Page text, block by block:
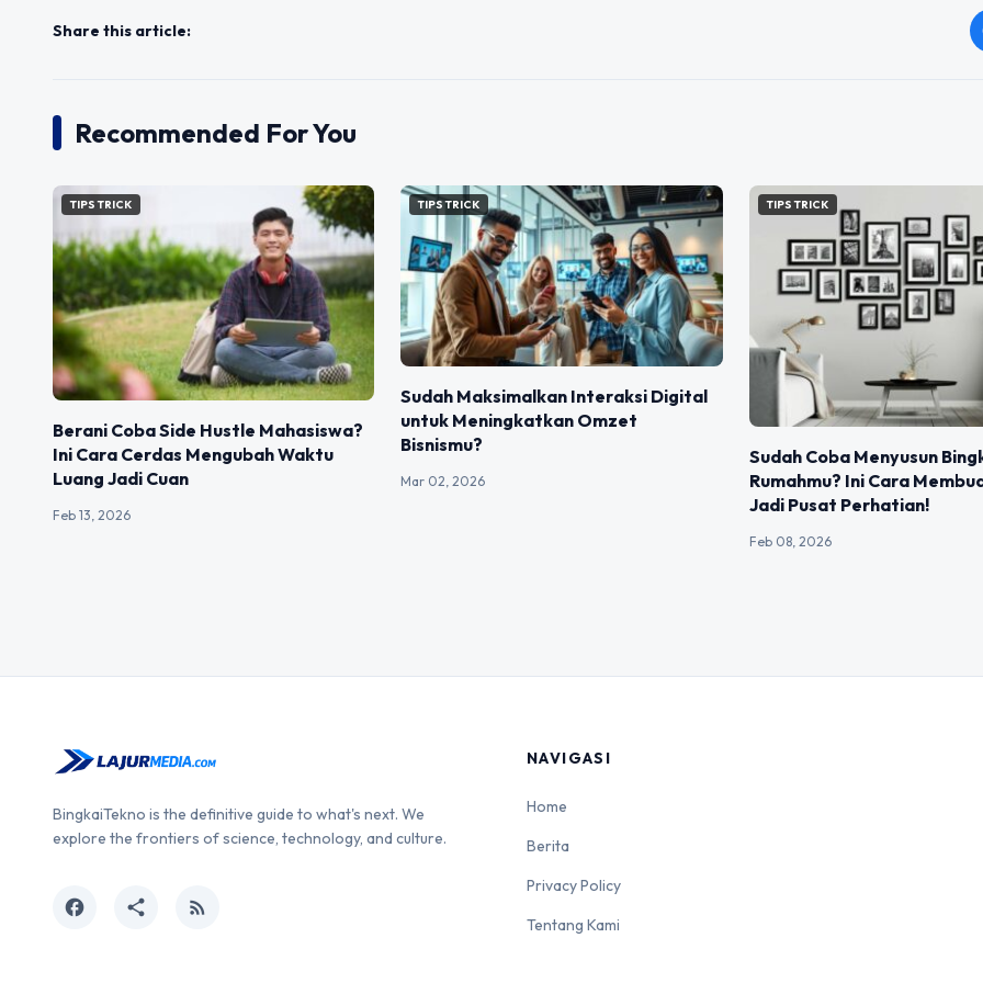
Share this article:
Recommended For You
TIPS TRICK
Berani Coba Side Hustle Mahasiswa?
Ini Cara Cerdas Mengubah Waktu
Luang Jadi Cuan
Feb 13, 2026
TIPS TRICK
Sudah Maksimalkan Interaksi Digital
untuk Meningkatkan Omzet
Bisnismu?
Mar 02, 2026
TIPS TRICK
Sudah Coba Menyusun
Rumahmu? Ini Cara
Jadi Pusat Perhatian!
Feb 08, 2026
BingkaiTekno is the definitive guide to what's next. We
explore the frontiers of science, technology, and culture.
facebook share rss_feed
NAVIGASI
Home
Berita
Privacy Policy
Tentang Kami